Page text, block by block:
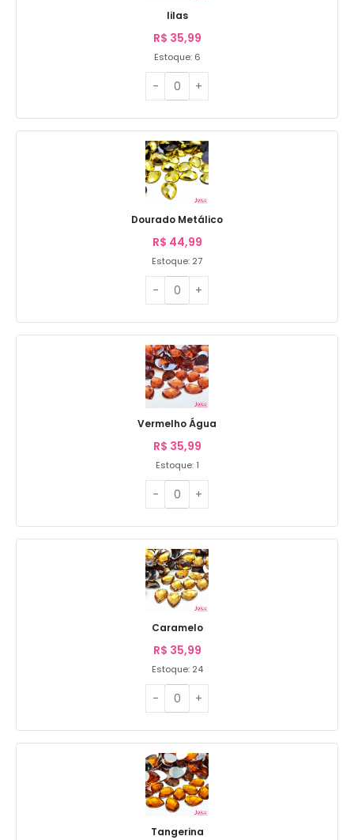
lilas
R$ 35,99
Estoque: 6
Dourado Metálico
R$ 44,99
Estoque: 27
Vermelho Água
R$ 35,99
Estoque: 1
Caramelo
R$ 35,99
Estoque: 24
Tangerina